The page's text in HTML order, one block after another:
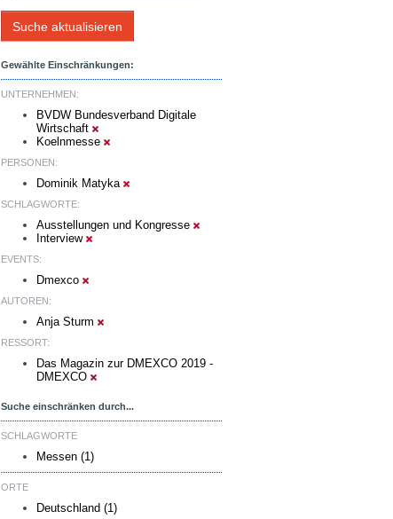
Gewählte Einschränkungen:
UNTERNEHMEN:
BVDW Bundesverband Digitale
Wirtschaft
Koelnmesse
PERSONEN:
Dominik Matyka
SCHLAGWORTE:
Ausstellungen und Kongresse
Interview
EVENTS:
Dmexco
AUTOREN:
Anja Sturm
RESSORT:
Das Magazin zur DMEXCO 2019 -
DMEXCO
Suche einschränken durch...
SCHLAGWORTE
Messen (1)
ORTE
Deutschland (1)